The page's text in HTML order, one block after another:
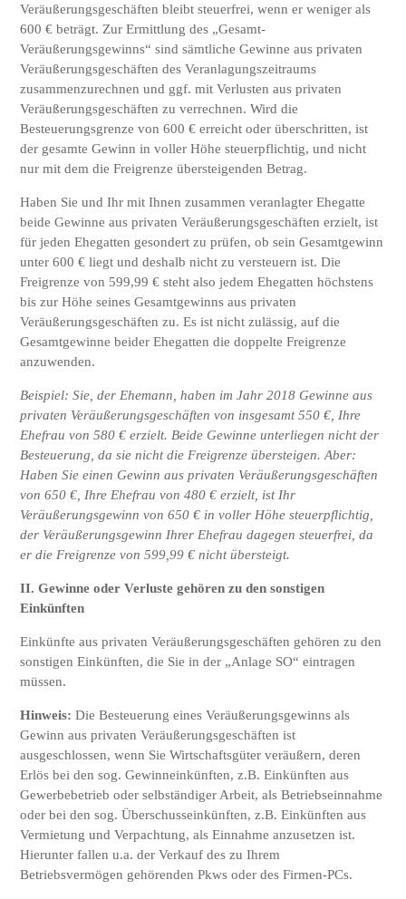
Veräußerungsgeschäften bleibt steuerfrei, wenn er weniger als
600 € beträgt. Zur Ermittlung des „Gesamt-
Veräußerungsgewinns“ sind sämtliche Gewinne aus privaten
Veräußerungsgeschäften des Veranlagungszeitraums
zusammenzurechnen und ggf. mit Verlusten aus privaten
Veräußerungsgeschäften zu verrechnen. Wird die
Besteuerungsgrenze von 600 € erreicht oder überschritten, ist
der gesamte Gewinn in voller Höhe steuerpflichtig, und nicht
nur mit dem die Freigrenze übersteigenden Betrag.
Haben Sie und Ihr mit Ihnen zusammen veranlagter Ehegatte
beide Gewinne aus privaten Veräußerungsgeschäften erzielt, ist
für jeden Ehegatten gesondert zu prüfen, ob sein Gesamtgewinn
unter 600 € liegt und deshalb nicht zu versteuern ist. Die
Freigrenze von 599,99 € steht also jedem Ehegatten höchstens
bis zur Höhe seines Gesamtgewinns aus privaten
Veräußerungsgeschäften zu. Es ist nicht zulässig, auf die
Gesamtgewinne beider Ehegatten die doppelte Freigrenze
anzuwenden.
Beispiel: Sie, der Ehemann, haben im Jahr 2018 Gewinne aus
privaten Veräußerungsgeschäften von insgesamt 550 €, Ihre
Ehefrau von 580 € erzielt. Beide Gewinne unterliegen nicht der
Besteuerung, da sie nicht die Freigrenze übersteigen. Aber:
Haben Sie einen Gewinn aus privaten Veräußerungsgeschäften
von 650 €, Ihre Ehefrau von 480 € erzielt, ist Ihr
Veräußerungsgewinn von 650 € in voller Höhe steuerpflichtig,
der Veräußerungsgewinn Ihrer Ehefrau dagegen steuerfrei, da
er die Freigrenze von 599,99 € nicht übersteigt.
II.Gewinne oder Verluste gehören zu den sonstigen
Einkünften
Einkünfte aus privaten Veräußerungsgeschäften gehören zu den
sonstigen Einkünften, die Sie in der „Anlage SO“ eintragen
müssen.
Hinweis: Die Besteuerung eines Veräußerungsgewinns als
Gewinn aus privaten Veräußerungsgeschäften ist
ausgeschlossen, wenn Sie Wirtschaftsgüter veräußern, deren
Erlös bei den sog. Gewinneinkünften, z.B. Einkünften aus
Gewerbebetrieb oder selbständiger Arbeit, als Betriebseinnahme
oder bei den sog. Überschusseinkünften, z.B. Einkünften aus
Vermietung und Verpachtung, als Einnahme anzusetzen ist.
Hierunter fallen u.a. der Verkauf des zu Ihrem
Betriebsvermögen gehörenden Pkws oder des Firmen-PCs.